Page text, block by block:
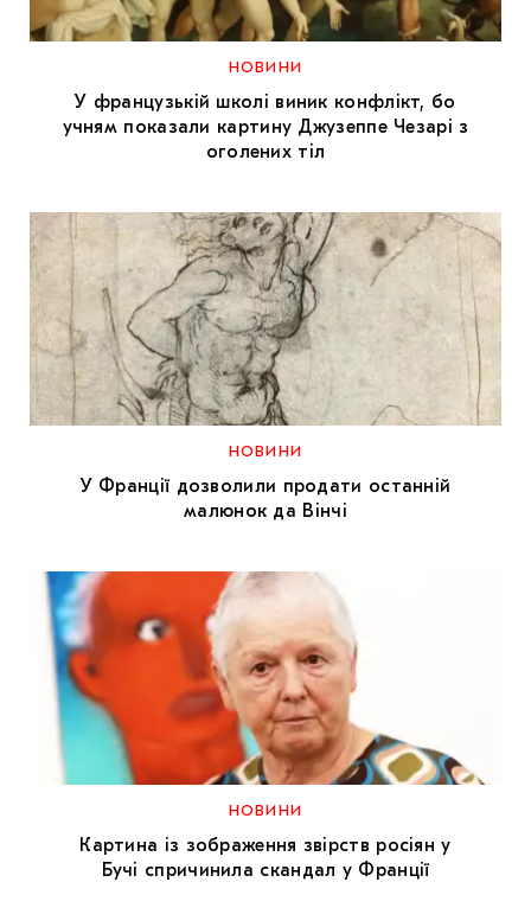
МАРІУПОЛЬСЬКІ МАРГІНАЛІЇ
ДОСЛІДНИЦЬКА ПЛАТФОРМА
ЗАПАЛЕННЯ
CARPATHIAN CULT ПРО РІЗДВЯНІ СВЯТА
НОВИНИ
У французькій школі виник конфлікт, бо
учням показали картину Джузеппе Чезарі з
оголених тіл
НОВИНИ
У Франції дозволили продати останній
малюнок да Вінчі
НОВИНИ
Картина із зображення звірств росіян у
Бучі спричинила скандал у Франції